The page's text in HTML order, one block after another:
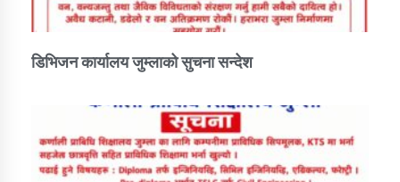
तातोपानी गाउँपालिका जुम्लाको सूचना
डिभिजन कार्यालय जुम्लाको सुचना सन्देश